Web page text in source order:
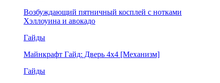
Возбуждающий пятничный косплей с нотками
Хэллоуина и авокадо
Гайды
Майнкрафт Гайд: Дверь 4х4 [Механизм]
Гайды